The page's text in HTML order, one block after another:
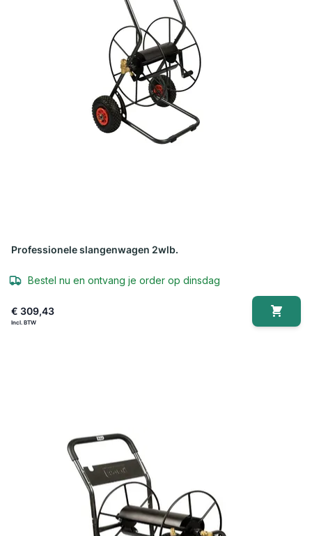
Professionele slangenwagen 2wlb.
Bestel nu en ontvang je order op dinsdag
€ 309,43